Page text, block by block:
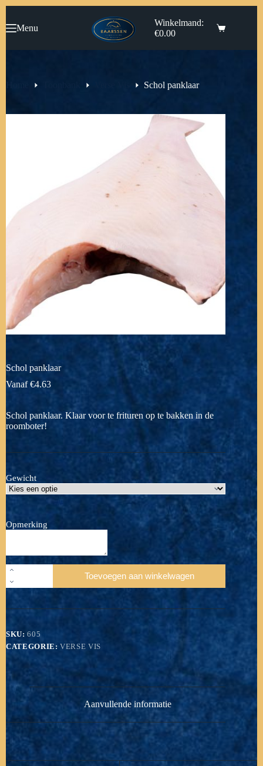
de Menu
Winkelmand:
€0.00
Schol panklaar
Schol panklaar
Vanaf €4.63
Schol panklaar. Klaar voor te frituren op te bakken in de
roomboter!
Gewicht
Opmerking
Schol
aantal
Toevoegen aan winkelwagen
SKU:605
CATEGORIE:VERSE VIS
Aanvullende informatie